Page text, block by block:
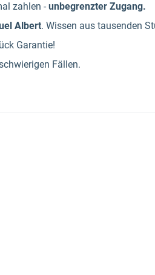
zahlen - unbegrenzter Zugang.
Albert. Wissen aus tausenden
Garantie!
Fällen.